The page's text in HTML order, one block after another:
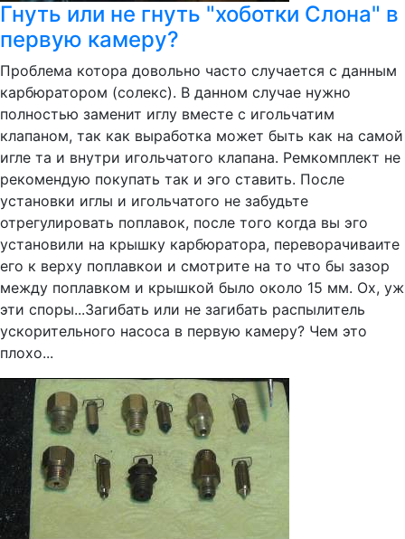
Гнуть или не гнуть "хоботки Слона" в
первую камеру?
Проблема котора довольно часто случается с данным
карбюратором (солекс). В данном случае нужно
полностью заменит иглу вместе с игольчатим
клапаном, так как выработка может быть как на самой
игле та и внутри игольчатого клапана. Ремкомплект не
рекомендую покупать так и эго ставить. После
установки иглы и игольчатого не забудьте
отрегулировать поплавок, после того когда вы эго
установили на крышку карбюратора, переворачиваите
его к верху поплавкои и смотрите на то что бы зазор
между поплавком и крышкой было около 15 мм. Ох, уж
эти споры...Загибать или не загибать распылитель
ускорительного насоса в первую камеру? Чем это
плохо...